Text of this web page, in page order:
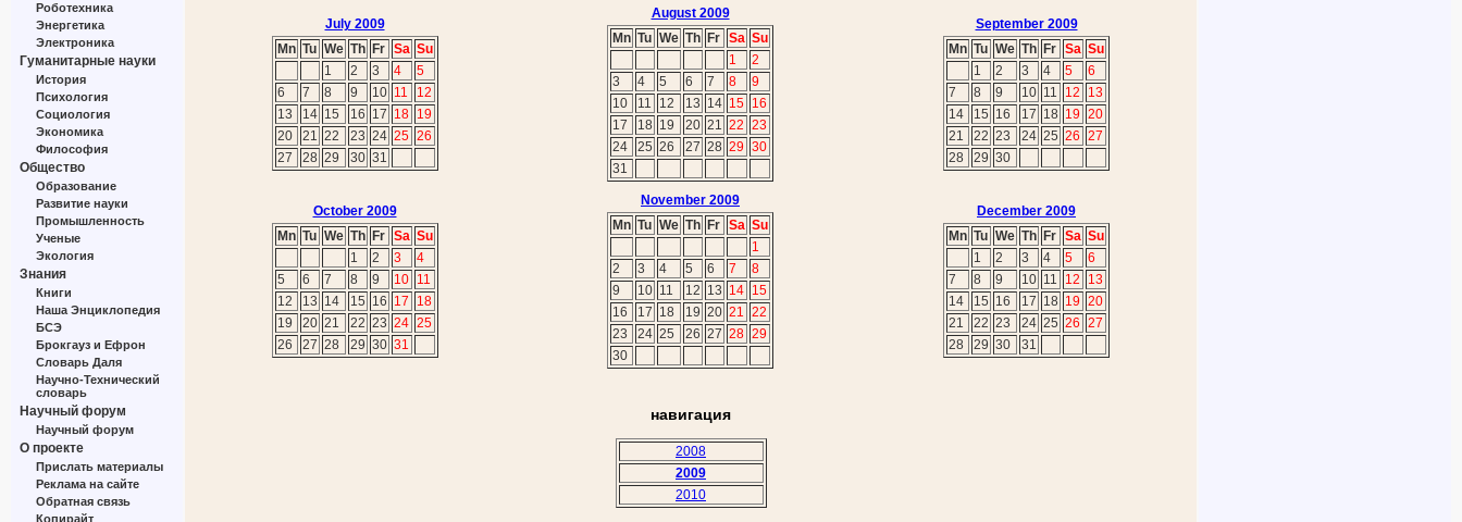
Роботехника
Энергетика
Электроника
Гуманитарные науки
История
Психология
Социология
Экономика
Философия
Общество
Образование
Развитие науки
Промышленность
Ученые
Экология
Знания
Книги
Наша Энциклопедия
БСЭ
Брокгауз и Ефрон
Словарь Даля
Научно-Технический
словарь
Научный форум
Научный форум
О проекте
Прислать материалы
Реклама на сайте
Обратная связь
Копирайт
July 2009
Mn Tu We Th Fr Sa Su
1
2 3 4
5
6
7 8 9 10 11
12
13
14 15 16 17 18
19
20
21 22 23 24 25 26
27
28 29 30 31
August 2009
Mn Tu We Th Fr Sa Su
1
2
3
4 5 6 7 8
9
10
11 12 13 14 15 16
17
18 19 20 21 22 23
24
25 26 27 28 29 30
31
September 2009
Mn Tu We Th Fr Sa Su
1
2 3 4 5
6
7
8 9 10 11 12
13
14
15 16 17 18 19 20
21
22 23 24 25 26 27
28
29 30
October 2009
Mn Tu We Th Fr Sa Su
1
2 3
4
5
6 7 8 9 10
11
12
13 14 15 16 17
18
19
20 21 22 23 24 25
26
27 28 29 30 31
November 2009
Mn Tu We Th Fr Sa Su
1
2
3 4 5 6 7
8
9
10 11 12 13 14 15
16
17 18 19 20 21 22
23
24 25 26 27 28 29
30
December 2009
Mn Tu We Th Fr Sa Su
1
2 3 4 5
6
7
8 9 10 11 12
13
14
15 16 17 18 19 20
21
22 23 24 25 26 27
28
29 30 31
навигация
2008
2009
2010